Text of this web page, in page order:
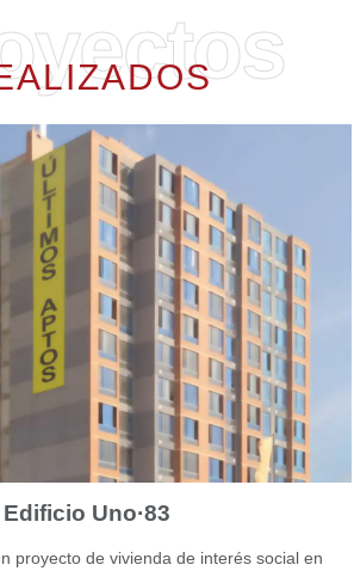
Edificio Uno·83
proyecto de vivienda de interés social en